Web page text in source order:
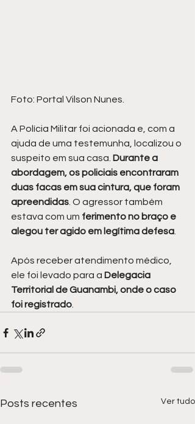
Foto: Portal Vilson Nunes.
A Polícia Militar foi acionada e, com a
ajuda de uma testemunha, localizou o
suspeito em sua casa. Durante a
abordagem, os policiais encontraram
duas facas em sua cintura, que foram
apreendidas. O agressor também
estava com um ferimento no braço e
alegou ter agido em legítima defesa.
Após receber atendimento médico,
ele foi levado para a Delegacia
Territorial de Guanambi, onde o caso
foi registrado.
Posts recentes Ver tudo